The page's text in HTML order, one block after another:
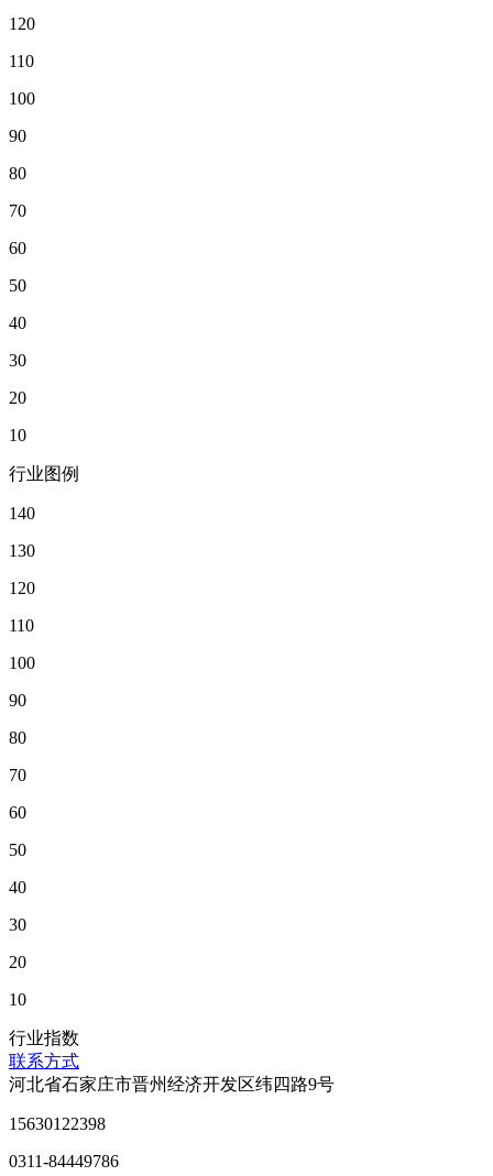
120
110
100
90
80
70
60
50
40
30
20
10
行业图例
140
130
120
110
100
90
80
70
60
50
40
30
20
10
行业指数
联系方式
河北省石家庄市晋州经济开发区纬四路9号
15630122398
0311-84449786